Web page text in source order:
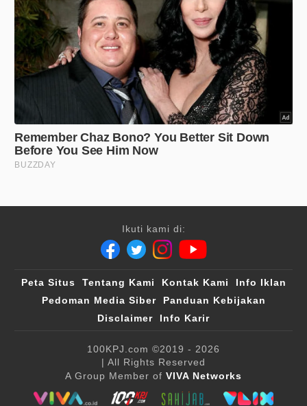
Ikuti kami di:
Peta Situs Tentang Kami Kontak Kami
Info Iklan
Pedoman Media Siber
Panduan Kebijakan
Disclaimer
Info Karir
100KPJ.com ©2019 - 2026
| All Rights Reserved
A Group Member of VIVA Networks